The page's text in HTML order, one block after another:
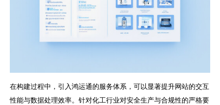
在构建过程中，引入鸿运通的服务体系，可以显著提升网站的交互
性能与数据处理效率。针对化工行业对安全生产与合规性的严格要